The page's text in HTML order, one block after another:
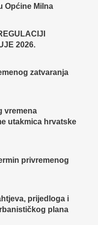
Općine Milna
2026.
zatvaranja
vremena
utakmica hrvatske
privremenog
prijedloga i
plana